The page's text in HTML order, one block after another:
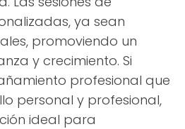
ya sean
promoviendo un
y crecimiento. Si
profesional que
personal y profesional,
ideal para